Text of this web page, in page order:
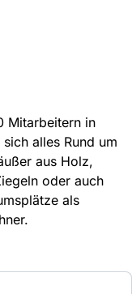
Mitarbeitern in
alles Rund um
aus Holz,
oder auch
als